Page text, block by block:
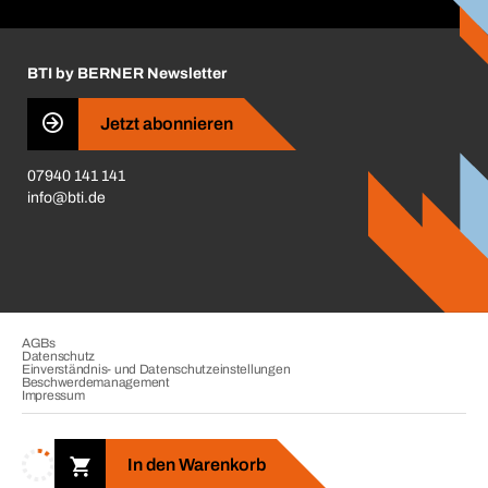
In den Warenkorb
Insektenschutzplaner
Haftungsausschluss
Qualitätsmanagement
Zertifikate
CVV-Liste
BTI by BERNER Newsletter
Jetzt abonnieren
07940 141 141
info@bti.de
Copyright © 2026. BTI Befestigungstechnik GmbH & Co. KG. Alle
Rechte vorbehalten. Verkauf nur an Unternehmer, Gewerbetreibende,
AGBs
Datenschutz
Einverständnis- und Datenschutzeinstellungen
Beschwerdemanagement
Impressum